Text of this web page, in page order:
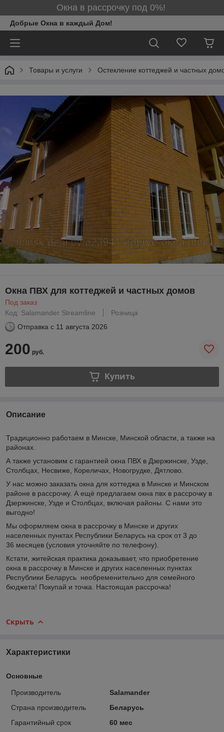
Окна в рассрочку под 0%!
Добрые Окна в каждый Дом!
Товары и услуги Остекление коттеджей и частных
Окна ПВХ для коттеджей и частных домов
Под заказ
Код: Salamander Streamline
Розница
Отправка с 11 августа 2026
200 руб.
Купить
Описание
Традиционно работаем в Минске, Минской области, а также на
районах.
А также установим с гарантией окна ПВХ в Дзержинске, Узде,
Столбцах, Несвиже, Кореличах, Новогрудке, Дятлово.
У нас можно заказать окна для коттеджа в Минске и Минском
районе в рассрочку. А ещё предлагаем окна пвх в рассрочку в
Дзержинске, Узде и Столбцах, включая районы. С нами это
выгодно!
Мы оформляем окна в рассрочку в Минске и других
населенных пунктах Республики Беларусь на срок от 3 до
36 месяцев (условия уточняйте по телефону).
Кстати, житейская практика доказывает, что приобретение
окна в рассрочку в Минске и других населенных пунктах
Республики Беларусь необременительно для семейного
бюджета! Покупай и точка. Настоящая рассрочка!
Скрыть
Характеристики
Основные
Производитель
Salamander
Страна производитель
Беларусь
Гарантийный срок
60 мес